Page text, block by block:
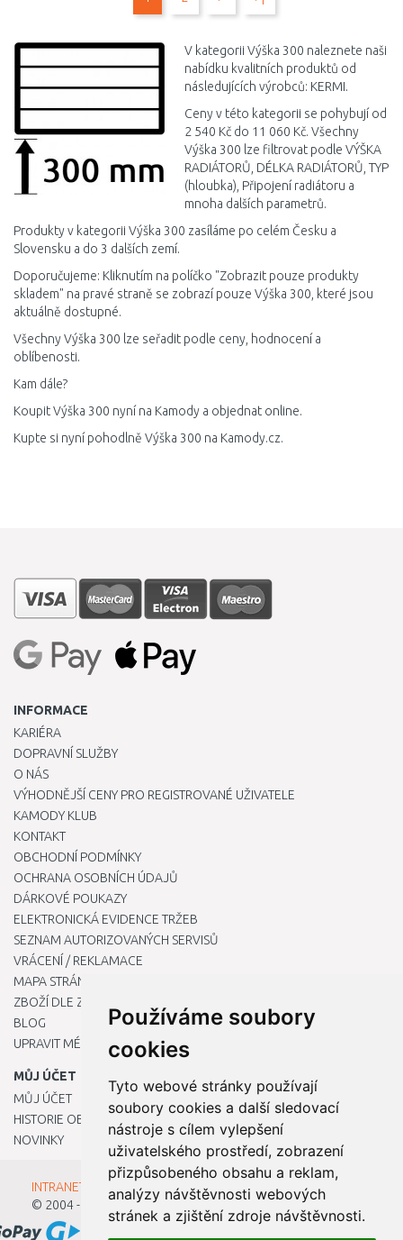
Používáme soubory
cookies
Tyto webové stránky používají
soubory cookies a další sledovací
nástroje s cílem vylepšení
uživatelského prostředí, zobrazení
přizpůsobeného obsahu a reklam,
analýzy návštěvnosti webových
stránek a zjištění zdroje návštěvnosti.
V kategorii Výška 300 naleznete naši
nabídku kvalitních produktů od
následujících výrobců: KERMI.
Ceny v této kategorii se pohybují od
2 540 Kč do 11 060 Kč. Všechny
Výška 300 lze filtrovat podle VÝŠKA
RADIÁTORŮ, DÉLKA RADIÁTORŮ, TYP
(hloubka), Připojení radiátoru a
mnoha dalších parametrů.
Produkty v kategorii Výška 300 zasíláme po celém Česku a
Slovensku a do 3 dalších zemí.
Doporučujeme: Kliknutím na políčko "Zobrazit pouze produkty
skladem" na pravé straně se zobrazí pouze Výška 300, které jsou
aktuálně dostupné.
Všechny Výška 300 lze seřadit podle ceny, hodnocení a
oblíbenosti.
Kam dále?
Koupit Výška 300 nyní na Kamody a objednat online.
Kupte si nyní pohodlně Výška 300 na Kamody.cz.
INFORMACE
KARIÉRA
DOPRAVNÍ SLUŽBY
O NÁS
VÝHODNĚJŠÍ CENY PRO REGISTROVANÉ UŽIVATELE
KAMODY KLUB
KONTAKT
OBCHODNÍ PODMÍNKY
OCHRANA OSOBNÍCH ÚDAJŮ
DÁRKOVÉ POUKAZY
ELEKTRONICKÁ EVIDENCE TRŽEB
SEZNAM AUTORIZOVANÝCH SERVISŮ
VRÁCENÍ / REKLAMACE
MAPA STRÁNKY
ZBOŽÍ DLE ZNAČEK
BLOG
UPRAVIT MÉ PŘEDVOLBY COOKIES
MŮJ ÚČET
MŮJ ÚČET
HISTORIE OBJEDNÁVEK
NOVINKY
INTRANET - Přihlášení pro zaměstnance
© 2004 - 2026
Kamody s.r.o.